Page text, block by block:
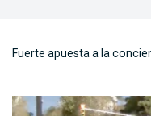
Fuerte apuesta a la